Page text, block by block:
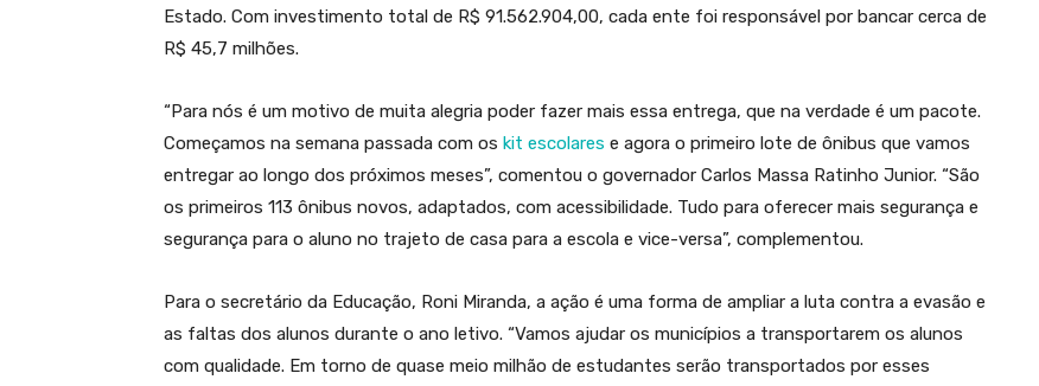
Estado. Com investimento total de R$ 91.562.904,00, cada ente foi responsável por bancar cerca de
R$ 45,7 milhões.
“Para nós é um motivo de muita alegria poder fazer mais essa entrega, que na verdade é um pacote.
Começamos na semana passada com os kit escolares e agora o primeiro lote de ônibus que vamos
entregar ao longo dos próximos meses”, comentou o governador Carlos Massa Ratinho Junior. “São
os primeiros 113 ônibus novos, adaptados, com acessibilidade. Tudo para oferecer mais segurança e
segurança para o aluno no trajeto de casa para a escola e vice-versa”, complementou.
Para o secretário da Educação, Roni Miranda, a ação é uma forma de ampliar a luta contra a evasão e
as faltas dos alunos durante o ano letivo. “Vamos ajudar os municípios a transportarem os alunos
com qualidade. Em torno de quase meio milhão de estudantes serão transportados por esses